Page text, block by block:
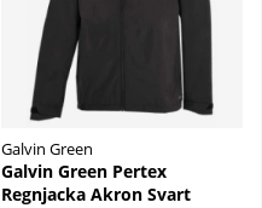
Galvin Green
Galvin Green Pertex
Regnjacka Akron Svart